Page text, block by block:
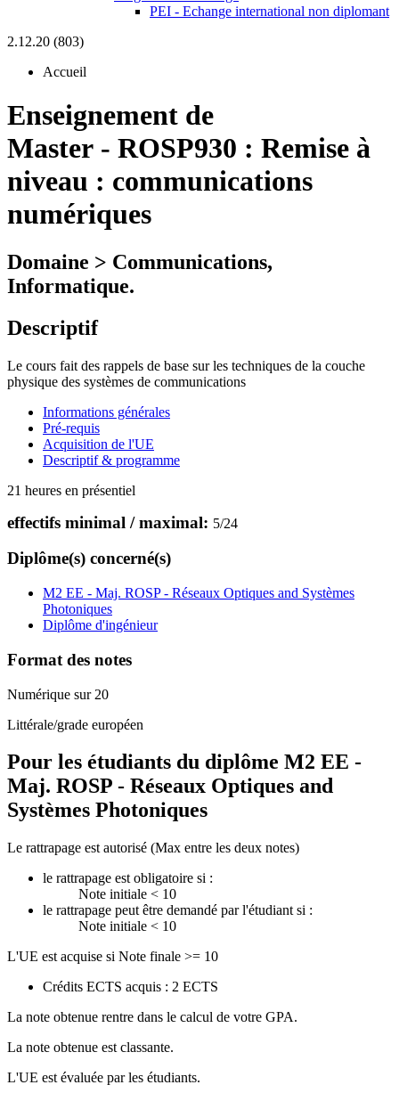
PEI - Echange international non diplomant
2.12.20 (803)
Accueil
Enseignement de
Master - ROSP930 : Remise à
niveau : communications
numériques
Domaine > Communications,
Informatique.
Descriptif
Le cours fait des rappels de base sur les techniques de la couche
physique des systèmes de communications
Informations générales
Pré-requis
Acquisition de l'UE
Descriptif & programme
21 heures en présentiel
effectifs minimal / maximal: 5/24
Diplôme(s) concerné(s)
M2 EE - Maj. ROSP - Réseaux Optiques and Systèmes
Photoniques
Diplôme d'ingénieur
Format des notes
Numérique sur 20
Littérale/grade européen
Pour les étudiants du diplôme M2 EE -
Maj. ROSP - Réseaux Optiques and
Systèmes Photoniques
Le rattrapage est autorisé (Max entre les deux notes)
le rattrapage est obligatoire si :
Note initiale < 10
le rattrapage peut être demandé par l'étudiant si :
Note initiale < 10
L'UE est acquise si Note finale >= 10
Crédits ECTS acquis : 2 ECTS
La note obtenue rentre dans le calcul de votre GPA.
La note obtenue est classante.
L'UE est évaluée par les étudiants.